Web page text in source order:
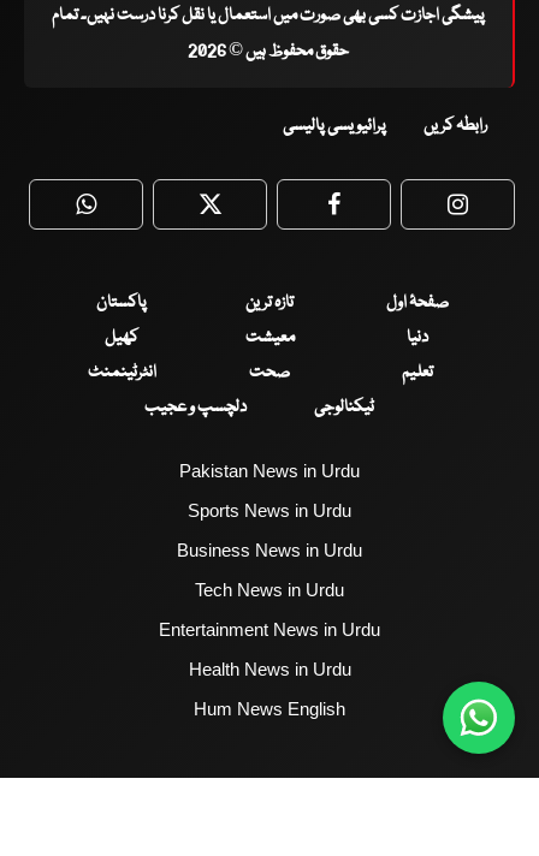
پیشگی اجازت کسی بھی صورت میں استعمال یا نقل کرنا درست نہیں۔ تمام
حقوق محفوظ ہیں © 2026
رابطہ کریں پرائیویسی پالیسی
WhatsApp Twitter Facebook
صفحۂ اول تازہ ترین
پاکستان
دنیا
معیشت
کھیل
تعلیم
صحت
انٹرٹینمنٹ
ٹیکنالوجی
دلچسپ و عجیب
Pakistan News in Urdu
Sports News in Urdu
Business News in Urdu
Tech News in Urdu
Entertainment News in Urdu
Health News in Urdu
Hum News English